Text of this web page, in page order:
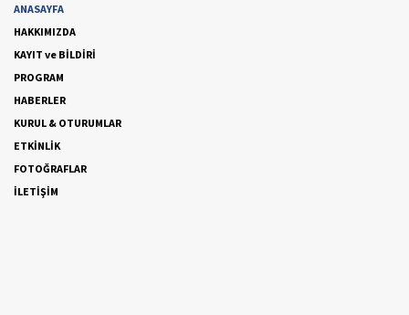
ANASAYFA
HAKKIMIZDA
KAYIT ve BİLDİRİ
PROGRAM
HABERLER
KURUL & OTURUMLAR
ETKİNLİK
FOTOĞRAFLAR
İLETİŞİM